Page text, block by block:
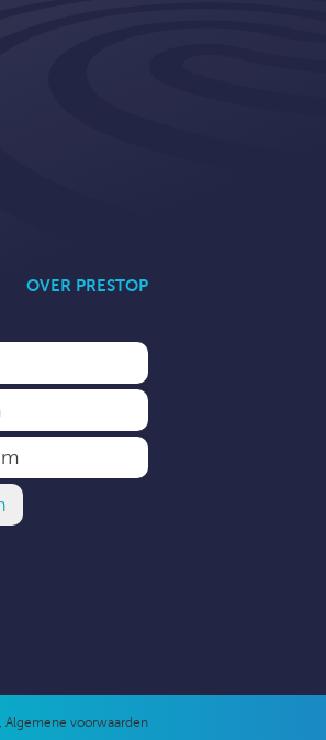
OVER PRESTOP
Algemene voorwaarden